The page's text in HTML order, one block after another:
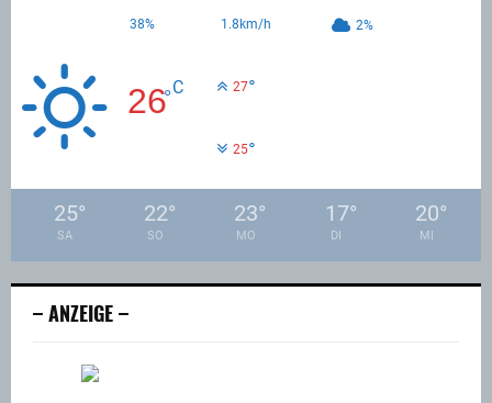
38% 1.8km/h 2%
26°C 27°
25°
25°
SA
22°
SO
23°
MO
17°
DI
20°
MI
– ANZEIGE –